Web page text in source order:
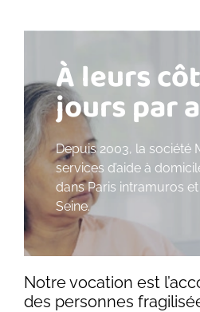
À leurs
jours par
Depuis 2003, la société
services d’aide à
dans Paris intramuros
Seine.
Notre vocation est
des personnes